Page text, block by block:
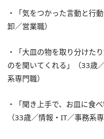
・「気をつかった言動と行
卸／営業職）
・「大皿の物を取り分けた
のを聞いてくれる」（33歳
系専門職）
・「聞き上手で、お皿に食
（33歳／情報・IT／事務系専